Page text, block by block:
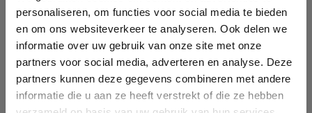
personaliseren, om functies voor social media te bieden
en om ons websiteverkeer te analyseren. Ook delen we
informatie over uw gebruik van onze site met onze
partners voor social media, adverteren en analyse. Deze
partners kunnen deze gegevens combineren met andere
informatie die u aan ze heeft verstrekt of die ze hebben
GSM:
350 g/m2
Warencode:
61033300
PCS/Carton:
10
PCS/Pack:
1
Herkunftsland:
China